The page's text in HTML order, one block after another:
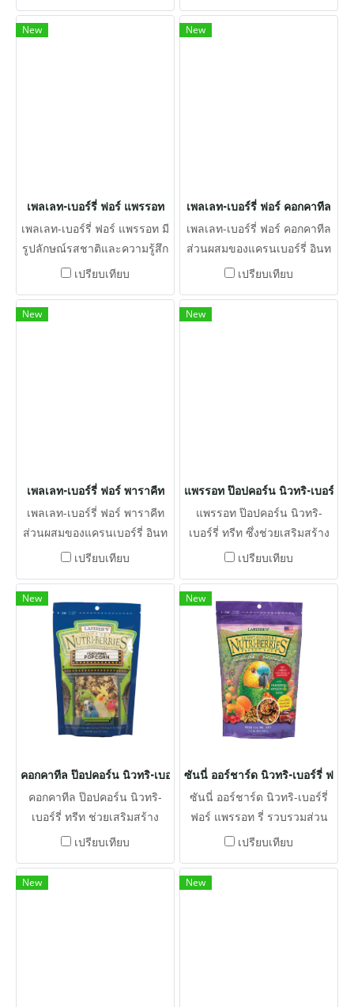
คุณภาพของผิวหนังและขน
New
เพลเลท-เบอร์รี่ ฟอร์ แพรรอท
เพลเลท-เบอร์รี่ ฟอร์ แพรรอท มี
รูปลักษณ์รสชาติและความรู้สึก
ที่น่าสนใจสำหรับนก รูปทรงผล
เบอร์รี่อินทผลัม แอปริคอตและ
เปรียบเทียบ
New
เพลเลท-เบอร์รี่ ฟอร์ คอกคาทีล
เพลเลท-เบอร์รี่ ฟอร์ คอกคาทีล
ส่วนผสมของแครนเบอร์รี่ อินท
ผาลัม แอปริคอตและธัญพืชจาก
สมดุลทางโภชนาการ
เปรียบเทียบ
New
เพลเลท-เบอร์รี่ ฟอร์ พาราคีท
เพลเลท-เบอร์รี่ ฟอร์ พาราคีท
ส่วนผสมของแครนเบอร์รี่ อินท
ผาลัม แอปริคอตและธัญพืชจาก
สมดุลทางโภชนาการเพื่อให้มี
รสชาติและมีคุณค่าทาง
โภชนาการที่ดี
เปรียบเทียบ
New
แพรรอท ป๊อปคอร์น นิวทริ-เบอร์รี่ ท
แพรรอท ป๊อปคอร์น นิวทริ-
เบอร์รี่ ทรีท ซึ่งช่วยเสริมสร้าง
ระบบภูมิคุ้มกัน นอกจากนี้เรายัง
ซึมที่ดีขึ้น วิตามินที่มีความ
เสถียรเพื่ออายุที่ยืนขึ้น
เปรียบเทียบ
New
คอกคาทีล ป๊อปคอร์น นิวทริ-เบอร์รี่ ทรีท
คอกคาทีล ป๊อปคอร์น นิวทริ-
เบอร์รี่ ทรีท ช่วยเสริมสร้าง
ระบบภูมิคุ้มกัน นอกจากนี้เรายัง
ดูดซึมที่ดีขึ้น และวิตามินที่มี
เปรียบเทียบ
New
ซันนี่ ออร์ชาร์ด นิวทริ-เบอร์รี่ ฟอร์
ซันนี่ ออร์ชาร์ด นิวทริ-เบอร์รี่
ฟอร์ แพรรอท รี่ รวบรวมส่วน
ผสมที่สดใหม่ เมล็ดพืช วิตามิน
เพื่อให้ได้คุณค่าทางโภชนาการ
เปรียบเทียบ
New New